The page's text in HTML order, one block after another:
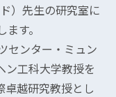
）先生の研究室に
す。
センター・ミュン
ン工科大学教授を
越研究教授とし